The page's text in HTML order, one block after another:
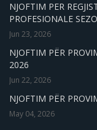
NJOFTIM PER
PROFESIONALE
Jun 23, 2026
NJOFTIM PËR
2026
Jun 22, 2026
NJOFTIM PËR
May 04, 2026